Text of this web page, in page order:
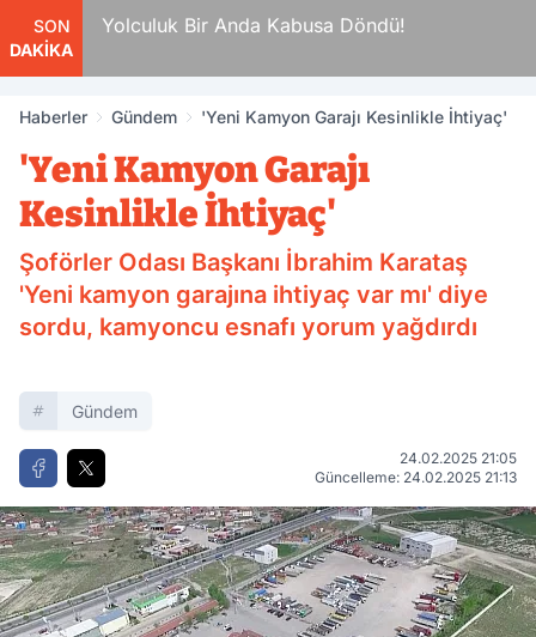
SON
DAKİKA
Yolculuk Bir Anda Kabusa Döndü!
Haberler Gündem 'Yeni Kamyon Garajı Kesinlikle İhtiyaç'
'Yeni Kamyon Garajı
Kesinlikle İhtiyaç'
Şoförler Odası Başkanı İbrahim Karataş
'Yeni kamyon garajına ihtiyaç var mı' diye
sordu, kamyoncu esnafı yorum yağdırdı
Gündem
24.02.2025 21:05
Güncelleme: 24.02.2025 21:13